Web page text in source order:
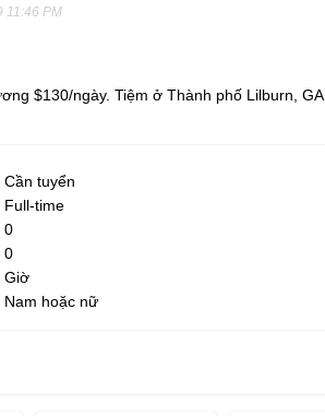
11:46 PM
$130/ngày. Tiệm ở Thành phố Lilburn, GA.
Cần tuyển
Full-time
0
0
Giờ
Nam hoặc nữ